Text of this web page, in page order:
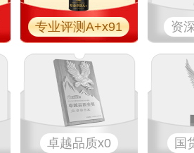
专业评测A+x91 资
卓越品质x0 国